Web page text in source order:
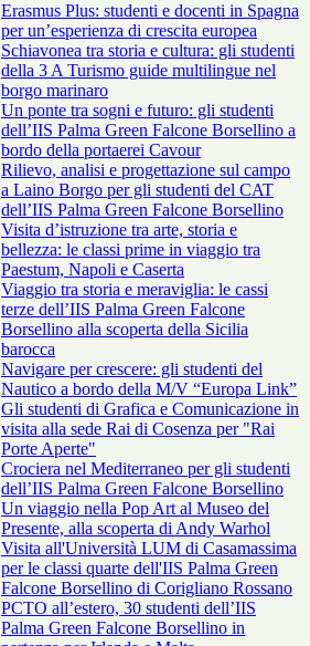
Erasmus Plus: studenti e docenti in Spagna
per un’esperienza di crescita europea
Schiavonea tra storia e cultura: gli studenti
della 3 A Turismo guide multilingue nel
borgo marinaro
Un ponte tra sogni e futuro: gli studenti
dell’IIS Palma Green Falcone Borsellino a
bordo della portaerei Cavour
Rilievo, analisi e progettazione sul campo
a Laino Borgo per gli studenti del CAT
dell’IIS Palma Green Falcone Borsellino
Visita d’istruzione tra arte, storia e
bellezza: le classi prime in viaggio tra
Paestum, Napoli e Caserta
Viaggio tra storia e meraviglia: le cassi
terze dell’IIS Palma Green Falcone
Borsellino alla scoperta della Sicilia
barocca
Navigare per crescere: gli studenti del
Nautico a bordo della M/V “Europa Link”
Gli studenti di Grafica e Comunicazione in
visita alla sede Rai di Cosenza per "Rai
Porte Aperte"
Crociera nel Mediterraneo per gli studenti
dell’IIS Palma Green Falcone Borsellino
Un viaggio nella Pop Art al Museo del
Presente, alla scoperta di Andy Warhol
Visita all'Università LUM di Casamassima
per le classi quarte dell'IIS Palma Green
Falcone Borsellino di Corigliano Rossano
PCTO all’estero, 30 studenti dell’IIS
Palma Green Falcone Borsellino in